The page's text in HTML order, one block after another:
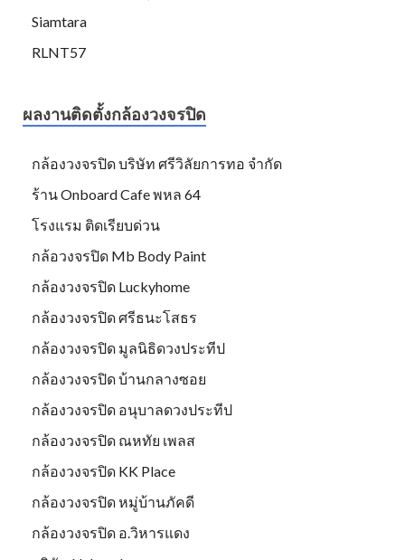
Siamtara
RLNT57
ผลงานติดตั้งกล้องวงจรปิด
กล้องวงจรปิด บริษัท ศรีวิลัยการทอ จำกัด
ร้าน Onboard Cafe พหล 64
โรงแรม ติดเรียบด่วน
กล้อวงจรปิด Mb Body Paint
กล้องวงจรปิด Luckyhome
กล้องวงจรปิด ศรีธนะโสธร
กล้องวงจรปิด มูลนิธิดวงประทีป
กล้องวงจรปิด บ้านกลางซอย
กล้องวงจรปิด อนุบาลดวงประทีป
กล้องวงจรปิด ณหทัย เพลส
กล้องวงจรปิด KK Place
กล้องวงจรปิด หมู่บ้านภัคดี
กล้องวงจรปิด อ.วิหารแดง